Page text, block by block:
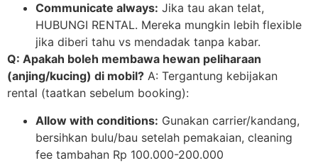
Communicate always: Jika tau akan telat,
HUBUNGI RENTAL. Mereka mungkin lebih flexible
jika diberi tahu vs mendadak tanpa kabar.
Q: Apakah boleh membawa hewan peliharaan
(anjing/kucing) di mobil? A: Tergantung kebijakan
rental (taatkan sebelum booking):
Allow with conditions: Gunakan carrier/kandang,
bersihkan bulu/bau setelah pemakaian, cleaning
fee tambahan Rp 100.000-200.000